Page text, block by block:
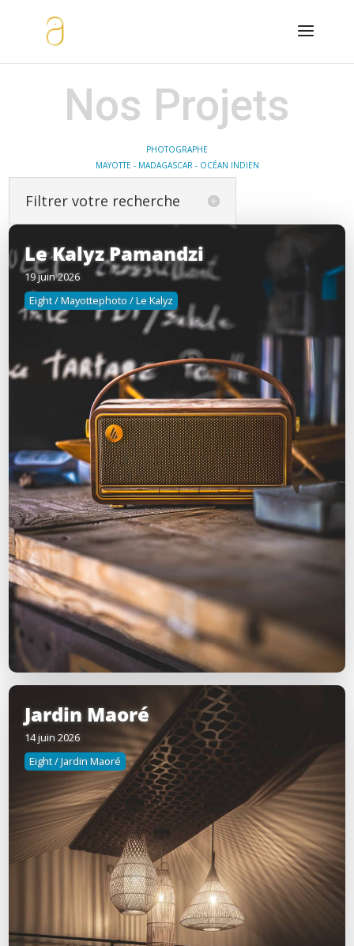
Nos Projets
PHOTOGRAPHE
MAYOTTE - MADAGASCAR - OCÉAN INDIEN
Filtrer votre recherche
Le Kalyz Pamandzi
19 juin 2026
Eight / Mayottephoto / Le Kalyz
Jardin Maoré
14 juin 2026
Eight / Jardin Maoré